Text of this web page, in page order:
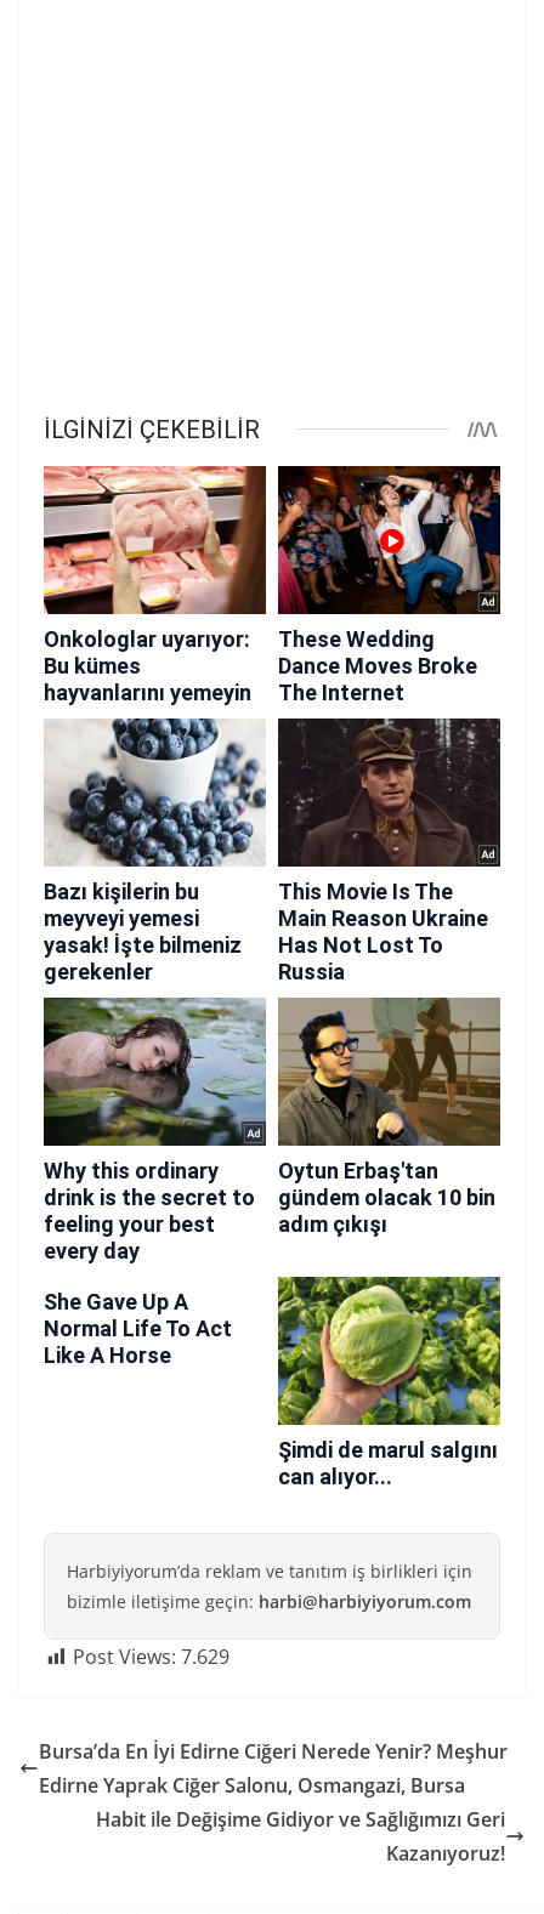
Harbiyiyorum’da reklam ve tanıtım iş birlikleri için
bizimle iletişime geçin: harbi@harbiyiyorum.com
Post Views: 7.629
Bursa’da En İyi Edirne Ciğeri Nerede Yenir? Meşhur
Edirne Yaprak Ciğer Salonu, Osmangazi, Bursa
Habit ile Değişime Gidiyor ve Sağlığımızı Geri
Kazanıyoruz!